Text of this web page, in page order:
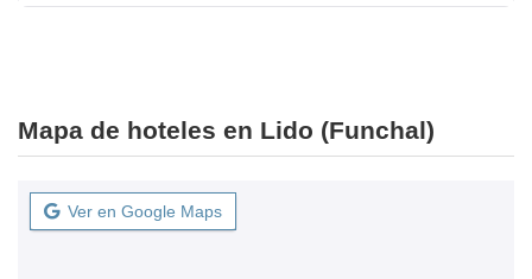
Mapa de hoteles en Lido (Funchal)
Ver en Google Maps